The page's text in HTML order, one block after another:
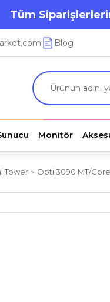
Tüm
Blog
Monitör
Tower Opti 3090 MT/Core